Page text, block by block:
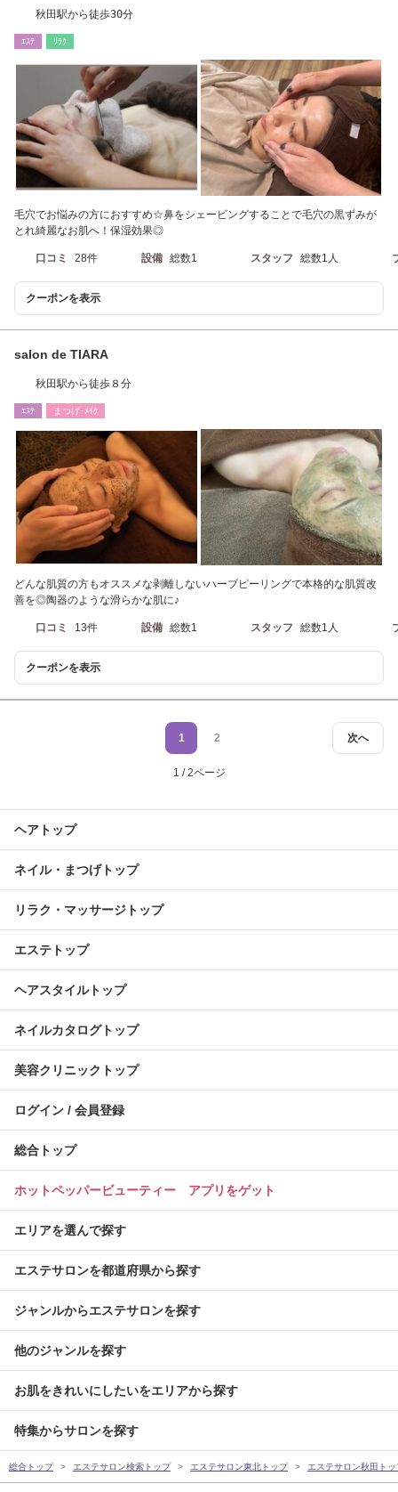
秋田駅から徒歩30分
ｴｽﾃ ﾘﾗｸ
毛穴でお悩みの方におすすめ☆鼻をシェービングすることで毛穴の黒ずみが
とれ綺麗なお肌へ！保湿効果◎
口コミ 28件 設備 総数1 スタッフ 総数1人
クーポンを表示
salon de TIARA
秋田駅から徒歩８分
ｴｽﾃ まつげ･ﾒｲｸ
どんな肌質の方もオススメな剥離しないハーブピーリングで本格的な肌質改
善を◎陶器のような滑らかな肌に♪
口コミ 13件 設備 総数1 スタッフ 総数1人
クーポンを表示
次へ
1 2
1 / 2ページ
ヘアトップ
ネイル・まつげトップ
リラク・マッサージトップ
エステトップ
ヘアスタイルトップ
ネイルカタログトップ
美容クリニックトップ
ログイン / 会員登録
総合トップ
ホットペッパービューティー アプリをゲット
エリアを選んで探す
エステサロンを都道府県から探す
ジャンルからエステサロンを探す
他のジャンルを探す
お肌をきれいにしたいをエリアから探す
特集からサロンを探す
総合トップ エステサロン検索トップ エステサロン東北トップ エステサロン秋田トッ